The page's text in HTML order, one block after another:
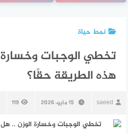
نمط حياة
تخطي الوجبات
هذه الطريقة حقًا؟
saeed 15 مايو، 2026 119